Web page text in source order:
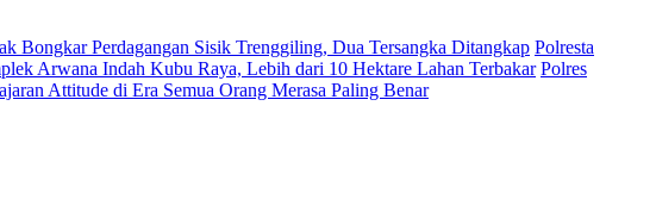
Bongkar Perdagangan Sisik Trenggiling, Dua Tersangka Ditangkap Polresta
Arwana Indah Kubu Raya, Lebih dari 10 Hektare Lahan Terbakar Polres
Attitude di Era Semua Orang Merasa Paling Benar